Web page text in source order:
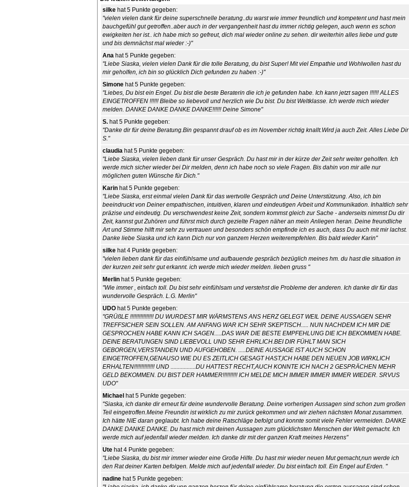
silke hat 5 Punkte gegeben:
"vielen vielen dank für deine superschnelle beratung..du warst wie immer freundlich und kompetent und hast mein
bauchgefühl gut getroffen..aber auch in der vergangenheit hast du immer richtig gelegen, auch wenn es schon
ewigkeiten her ist.. ich habe mich so gefreut, dich mal wieder online zu sehen. dir weiterhin alles liebe und gute
und bis demnächst mal wieder :-)"
Ana hat 5 Punkte gegeben:
"Liebe Siaska, vielen vielen Dank für die tolle Beratung, du bist Super! Mit viel Empathie und Wohlwollen hast du
mir geholfen, ich bin so glücklich Dich gefunden zu haben :-)"
Simone hat 5 Punkte gegeben:
"Liebes, Du bist ein Engel. Du bist die beste Beraterin die ich je gefunden habe. Ich kann jetzt sagen !!!!!! ALLES
EINGETROFFEN !!!!!! Bleibe so liebevoll und herzlich wie Du bist. Du bist Weltklasse. Ich werde mich wieder
melden. DANKE DANKE DANKE DANKE!!!!!! Deine Simone"
S. hat 5 Punkte gegeben:
"Danke dir für deine Beratung.Bin gespannt drauf ob es im November richtig knallt.Wird ja auch Zeit. Alles Liebe Dir
S."
claudia hat 5 Punkte gegeben:
"Liebe Siaska, vielen lieben dank für unser Gespräch. Du hast mir in der kürze der Zeit sehr weiter geholfen. Ich
werde mich sicher wieder bei Dir melden, denn ich habe noch so viele Fragen. Bis dahin von mir alle nur
möglichen guten Wünsche für Dich."
Karin hat 5 Punkte gegeben:
"Liebe Siaska, erst einmal vielen Dank für das wertvolle Gespräch und Deine Unterstützung. Also, ich bin
beeindruckt von Deiner empathischen, intuitiven, klaren und eindeutigen Arbeit und Kommunikation. Inhaltlich sehr
präzise und eindeutig. Du verschwendest keine Zeit, sondern kommst gleich zur Sache - anderseits nimmst Du dir
Zeit, kannst gut Zuhören und führst mich durch gezielte Fragen näher an mein Anliegen heran. Deine freundliche
Art und Stimme hilft mir sehr zu vertrauen und besonders schön empfinde ich es auch, dass Du auch mit mir lachst.
Danke liebe Siaska und ich kann Dich nur von ganzem Herzen weiterempfehlen. Bis bald wieder Karin"
silke hat 4 Punkte gegeben:
"vielen lieben dank für das einfühlsame und aufbauende gespräch bezüglich meines hm. du hast die situation in
der kurzen zeit sehr gut erkannt. ich werde mich wieder melden. lieben gruss "
Merlin hat 5 Punkte gegeben:
"Wie immer , einfach toll. Du bist sehr einfühlsam und verstehst die Probleme der anderen. Ich danke dir für das
wundervolle Gespräch. L.G. Merlin"
UDO hat 5 Punkte gegeben:
"GRÜßLE !!!!!!!!!!!!!!!! DU WURDEST MIR WÄRMSTENS ANS HERZ GELEGT WEIL DEINE AUSSAGEN SEHR
TREFFSICHER SEIN SOLLEN. AM ANFANG WAR ICH SEHR SKEPTISCH..... NUN NACHDEM ICH MIR DIE
GESPROCHEN HABE KANN ICH SAGEN.....DAS WAR DIE BESTE EMPFEHLUNG DIE ICH BEKOMMEN HABE.
DEINE BERATUNGEN SIND LIEBEVOLL UND SEHR EHRLICH.BEI DIR FÜHLT MAN SICH
GEBORGEN,VERSTANDEN UND AUFGEHOBEN. .....DEINE AUSSAGE IST AUCH SCHON
EINGETROFFEN,GENAUSO WIE DU ES ZEITLICH GESAGT HAST,ICH HABE DEN NEUEN JOB WIRKLICH
ERHALTEN!!!!!!!!!!!!!! UND .................DU HATTEST RECHT,AUCH KONNTE ICH NACH 2 GESPRÄCHEN MEHR
GELD BEKOMMEN. DU BIST DER HAMMER!!!!!!!!!! ICH MELDE MICH IMMER IMMER IMMER WIEDER. SRVUS
UDO"
Michael hat 5 Punkte gegeben:
"Siaska, ich danke dir erneut für deine wundervolle Beratung. Deine vorherigen Aussagen sind schon zum großen
Teil eingetroffen.Meine Freundin ist wirklich zu mir zurück gekommen und wir ziehen nächsten Monat zusammen.
Ich hätte NIE daran geglaubt. Ich habe deine Ratschläge befolgt und konnte somit viele Fehler vermeiden. DANKE
DANKE DANKE DANKE. Du hast mich mit deinen Aussagen zum glücklichsten Menschen der Welt gemacht. Ich
werde mich auf jedenfall wieder melden. Ich danke dir mit der ganzen Kraft meines Herzens"
Ute hat 4 Punkte gegeben:
"Liebe Siaska, du bist mir immer wieder eine Große Hilfe. Du hast mir wieder neuen Mut gemacht,nun werde ich
den Rat deiner Karten befolgen. Melde mich auf jedenfall wieder. Du bist einfach toll. Ein Engel auf Erden. "
nadine hat 5 Punkte gegeben: